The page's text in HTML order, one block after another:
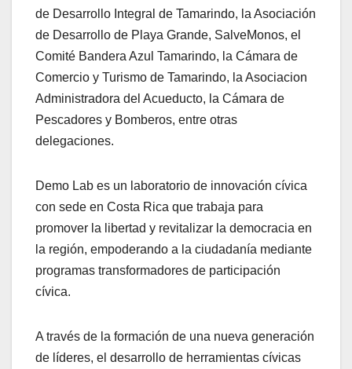
de Desarrollo Integral de Tamarindo, la Asociación
de Desarrollo de Playa Grande, SalveMonos, el
Comité Bandera Azul Tamarindo, la Cámara de
Comercio y Turismo de Tamarindo, la Asociacion
Administradora del Acueducto, la Cámara de
Pescadores y Bomberos, entre otras
delegaciones.
Demo Lab es un laboratorio de innovación cívica
con sede en Costa Rica que trabaja para
promover la libertad y revitalizar la democracia en
la región, empoderando a la ciudadanía mediante
programas transformadores de participación
cívica.
A través de la formación de una nueva generación
de líderes, el desarrollo de herramientas cívicas